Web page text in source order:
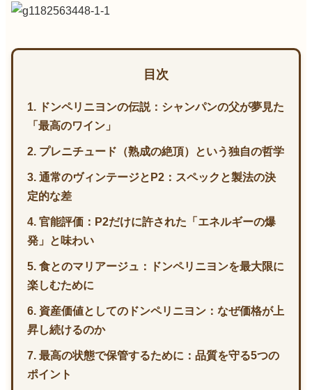
目次
1. ドンペリニヨンの伝説：シャンパンの父が夢見た
「最高のワイン」
2. プレニチュード（熟成の絶頂）という独自の哲学
3. 通常のヴィンテージとP2：スペックと製法の決
定的な差
4. 官能評価：P2だけに許された「エネルギーの爆
発」と味わい
5. 食とのマリアージュ：ドンペリニヨンを最大限に
楽しむために
6. 資産価値としてのドンペリニヨン：なぜ価格が上
昇し続けるのか
7. 最高の状態で保管するために：品質を守る5つの
ポイント